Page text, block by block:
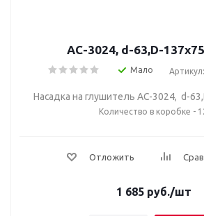
AC-3024, d-63,D-
Мало
Насадка на глушитель AC-3024, d-
Количество в коробке -
Отложить
1 685руб./шт